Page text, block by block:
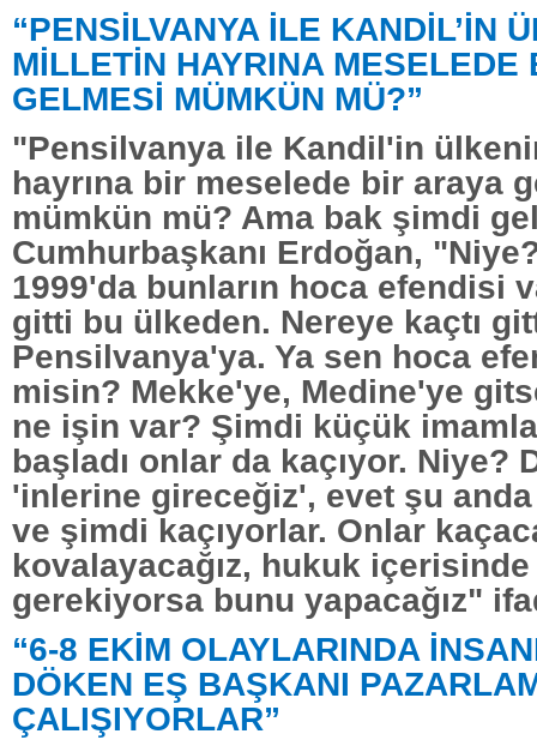
“PENSİLVANYA İLE KANDİL’İN
MİLLETİN HAYRINA MESELEDE
GELMESİ MÜMKÜN MÜ?”
"Pensilvanya ile Kandil'in
hayrına bir meselede bir araya
mümkün mü? Ama bak şimdi
Cumhurbaşkanı Erdoğan,
1999'da bunların hoca efendisi
gitti bu ülkeden. Nereye kaçtı
Pensilvanya'ya. Ya sen hoca
misin? Mekke'ye, Medine'ye
ne işin var? Şimdi küçük
başladı onlar da kaçıyor. Niye?
'inlerine gireceğiz', evet şu
ve şimdi kaçıyorlar. Onlar
kovalayacağız, hukuk içerisinde
gerekiyorsa bunu yapacağız"
“6-8 EKİM OLAYLARINDA
DÖKEN EŞ BAŞKANI
ÇALIŞIYORLAR”